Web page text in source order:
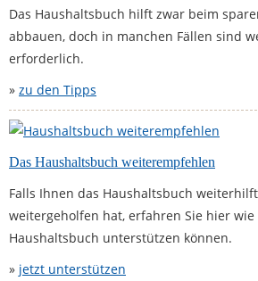
Das Haushaltsbuch hilft zwar beim
abbauen, doch in manchen Fällen sind
erforderlich.
» zu den Tipps
Das Haushaltsbuch weiterempfehlen
Falls Ihnen das Haushaltsbuch
weitergeholfen hat, erfahren Sie hier wie
Haushaltsbuch unterstützen können.
» jetzt unterstützen